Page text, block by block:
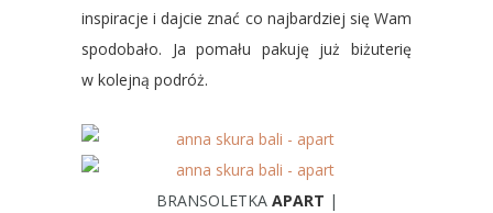
inspiracje i dajcie znać co najbardziej się Wam
spodobało. Ja pomału pakuję już biżuterię
w kolejną podróż.
BRANSOLETKA APART |